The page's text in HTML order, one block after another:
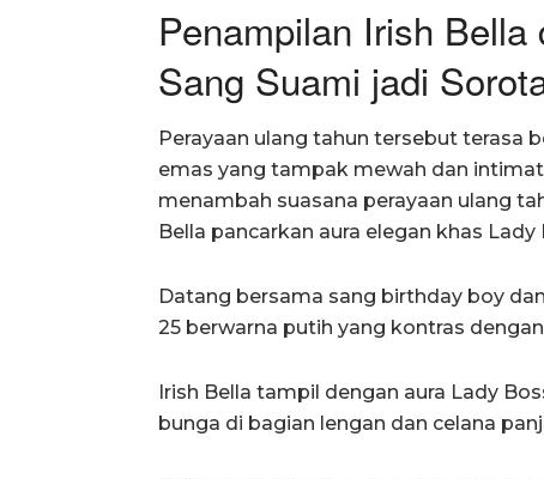
Penampilan Irish
Sang Suami jadi
Perayaan ulang tahun tersebut terasa
emas yang tampak mewah dan
menambah suasana perayaan ulang
Bella pancarkan aura elegan khas Lady
Datang bersama sang birthday boy
25 berwarna putih yang kontras
Irish Bella tampil dengan aura Lady
bunga di bagian lengan dan celana